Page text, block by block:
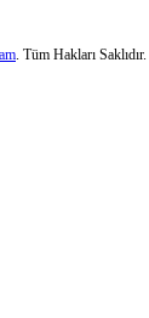
. Tüm Hakları Saklıdır. |